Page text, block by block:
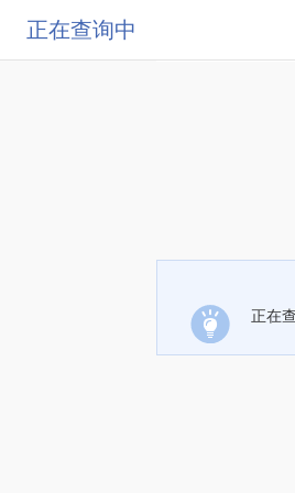
正在查询中
正在